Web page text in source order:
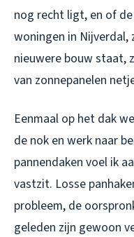
nog recht ligt, en of
woningen in
nieuwere bouw staat,
van zonnepanelen
Eenmaal op het dak
de nok en werk naar
pannendaken voel ik
vastzit. Losse
probleem, de
geleden zijn gewoon